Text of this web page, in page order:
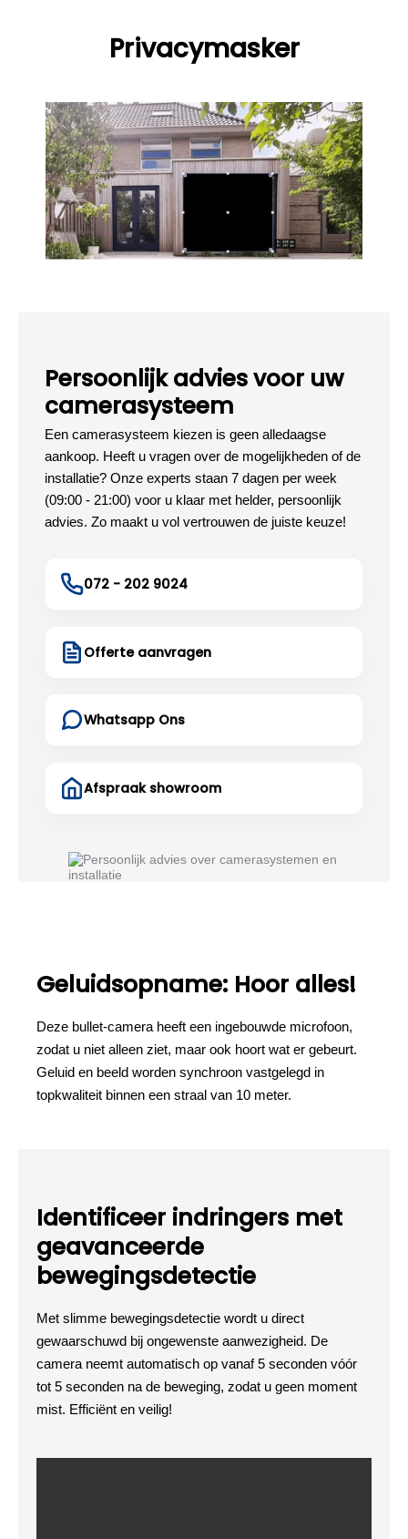
Privacymasker
Persoonlijk advies voor uw
camerasysteem
Een camerasysteem kiezen is geen alledaagse
aankoop. Heeft u vragen over de mogelijkheden of de
installatie? Onze experts staan 7 dagen per week
(09:00 - 21:00) voor u klaar met helder, persoonlijk
advies. Zo maakt u vol vertrouwen de juiste keuze!
072 - 202 9024
Offerte aanvragen
Whatsapp Ons
Afspraak showroom
Geluidsopname: Hoor alles!
Deze bullet-camera heeft een ingebouwde microfoon,
zodat u niet alleen ziet, maar ook hoort wat er gebeurt.
Geluid en beeld worden synchroon vastgelegd in
topkwaliteit binnen een straal van 10 meter.
Identificeer indringers met
geavanceerde
bewegingsdetectie
Met slimme bewegingsdetectie wordt u direct
gewaarschuwd bij ongewenste aanwezigheid. De
camera neemt automatisch op vanaf 5 seconden vóór
tot 5 seconden na de beweging, zodat u geen moment
mist. Efficiënt en veilig!